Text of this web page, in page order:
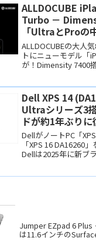
ALLDOCUBE
Turbo －
「UltraとProの
の8.8インチタブ
念価格は29,999
ALLDOCUBEの大人
トにニューモデル「
が！Dimensity 7400
の中間」に位置する
イパス充電対応、薄
295gとシリーズ最軽
売記念価格29,999円
Dell XPS 14
Ultraシリーズ3
ドが約1年ぶりに
DellがノートPC「XPS
「XPS 16 DA16260
Dellは2025年に新ブ
し、XPSというブラ
はリリースされな
Jumper EZpad 6 Plus
は11.6インチの